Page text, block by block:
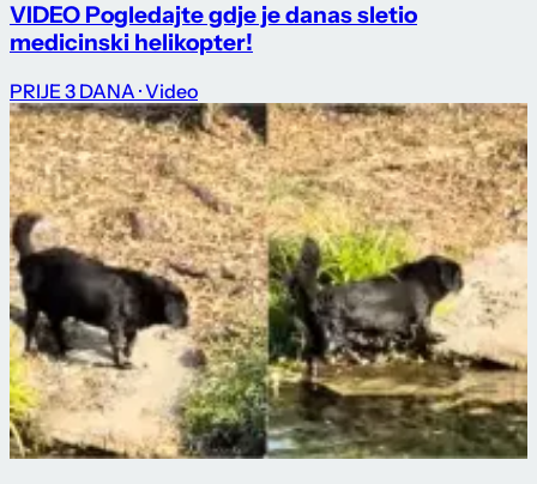
VIDEO Pogledajte gdje je danas sletio
medicinski helikopter!
PRIJE 3 DANA · Video